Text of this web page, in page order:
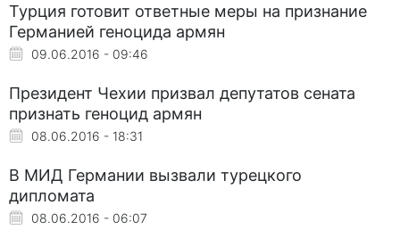
Турция готовит ответные меры на признание
Германией геноцида армян
09.06.2016 - 09:46
Президент Чехии призвал депутатов сената
признать геноцид армян
08.06.2016 - 18:31
В МИД Германии вызвали турецкого
дипломата
08.06.2016 - 06:07